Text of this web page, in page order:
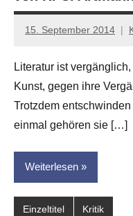
15. September 2014
Anton
Leitner
Literatur ist
Kunst, gegen ihre
Trotzdem
einmal gehören sie […]
Weiterlesen
Einzeltitel Kritik